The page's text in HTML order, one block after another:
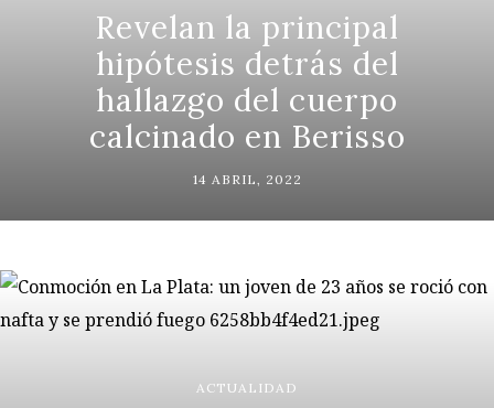
Revelan la principal
hipótesis detrás del
hallazgo del cuerpo
calcinado en Berisso
14 ABRIL, 2022
ACTUALIDAD